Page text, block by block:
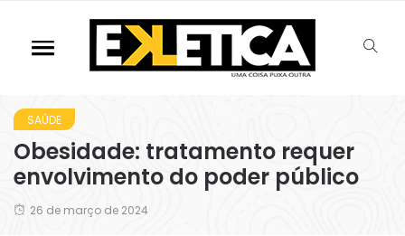
SAÚDE
Obesidade: tratamento requer
envolvimento do poder público
26 de março de 2024